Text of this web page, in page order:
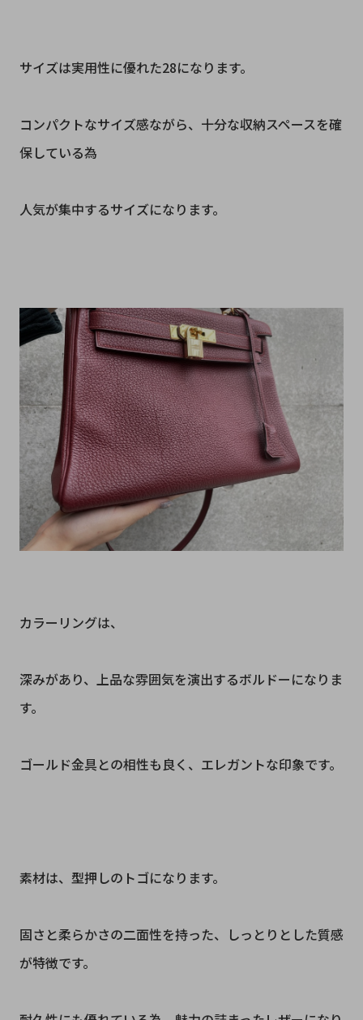
サイズは実用性に優れた28になります。
コンパクトなサイズ感ながら、十分な収納スペースを確
保している為
人気が集中するサイズになります。
カラーリングは、
深みがあり、上品な雰囲気を演出するボルドーになりま
す。
ゴールド金具との相性も良く、エレガントな印象です。
素材は、型押しのトゴになります。
固さと柔らかさの二面性を持った、しっとりとした質感
が特徴です。